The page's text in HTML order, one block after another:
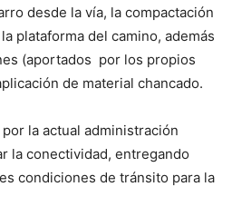
desde la vía, la compactación
plataforma del camino, además
(aportados por los propios
de material chancado.
la actual administración
la conectividad, entregando
condiciones de tránsito para la